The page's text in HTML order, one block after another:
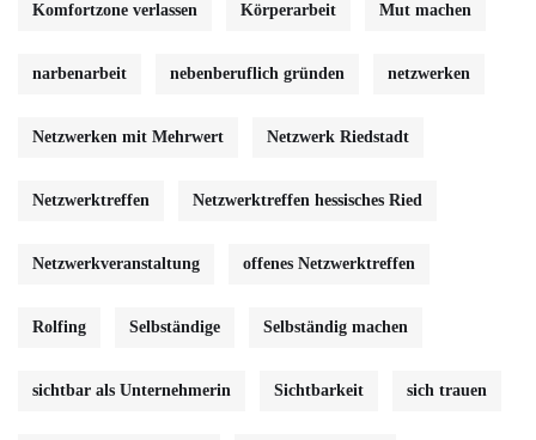
Komfortzone verlassen Körperarbeit Mut machen
narbenarbeit nebenberuflich gründen netzwerken
Netzwerken mit Mehrwert Netzwerk Riedstadt
Netzwerktreffen Netzwerktreffen hessisches Ried
Netzwerkveranstaltung offenes Netzwerktreffen
Rolfing Selbständige Selbständig machen
sichtbar als Unternehmerin Sichtbarkeit sich trauen